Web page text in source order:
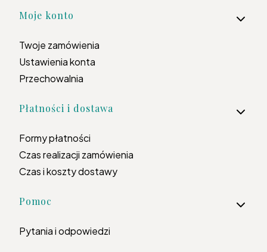
Moje konto
Twoje zamówienia
Ustawienia konta
Przechowalnia
Płatności i dostawa
Formy płatności
Czas realizacji zamówienia
Czas i koszty dostawy
Pomoc
Pytania i odpowiedzi